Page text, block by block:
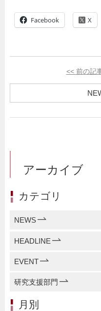
Facebook
<< 前の記
アーカイブ
カテゴリ
NEWS
HEADLINE
EVENT
研究支援部門
月別